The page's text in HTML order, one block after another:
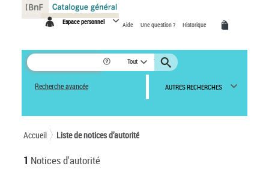
Espace personnel Aide Une question ? Historique
Tout
Recherche avancée AUTRES RECHERCHES
Accueil Liste de notices d’autorité
1 Notices d'autorité
Panneau de gestion des cookies